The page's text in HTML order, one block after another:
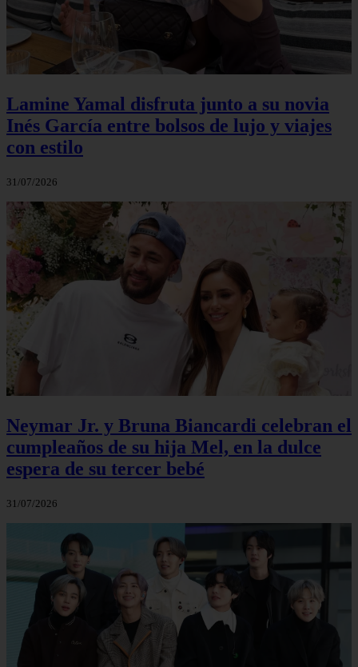
Lamine Yamal disfruta junto a su novia
Inés García entre bolsos de lujo y viajes
con estilo
31/07/2026
Neymar Jr. y Bruna Biancardi celebran el
cumpleaños de su hija Mel, en la dulce
espera de su tercer bebé
31/07/2026